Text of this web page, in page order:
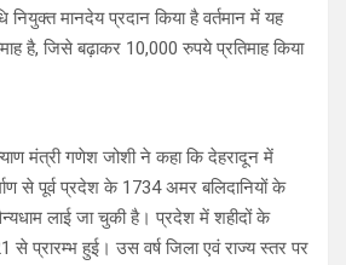
नियुक्त मानदेय प्रदान किया है वर्तमान में यह
है, जिसे बढ़ाकर 10,000 रुपये प्रतिमाह किया
मंत्री गणेश जोशी ने कहा कि देहरादून में
से पूर्व प्रदेश के 1734 अमर बलिदानियों के
लाई जा चुकी है। प्रदेश में शहीदों के
से प्रारम्भ हुई। उस वर्ष जिला एवं राज्य स्तर पर